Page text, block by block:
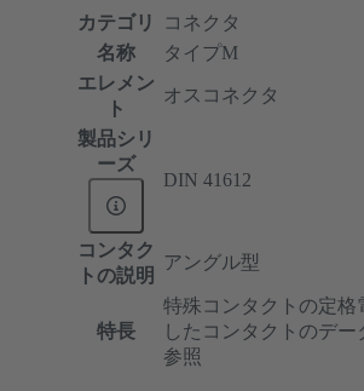
カテゴリ
コネクタ
名称
タイプM
エレメン
ト
オスコネクタ
製品シリ
ーズ
DIN 41612
コンタク
トの説明
アングル型
特長
特殊コンタクトの定格
したコンタクトのデー
参照